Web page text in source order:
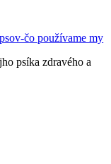
čo používame my
psíka zdravého a